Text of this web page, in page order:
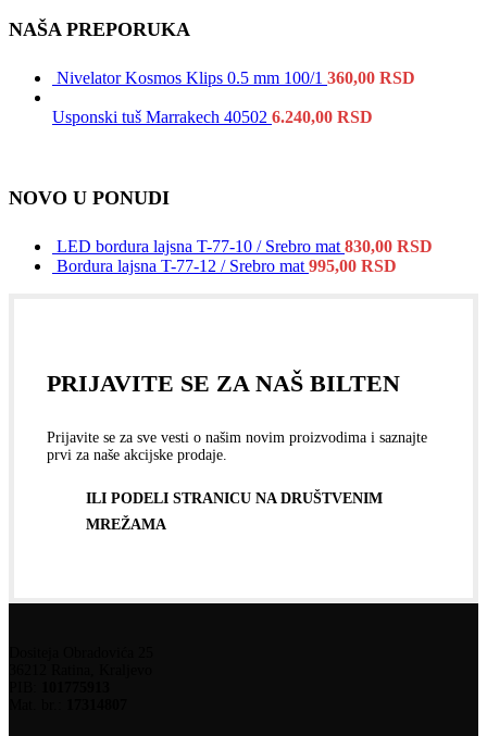
NAŠA PREPORUKA
Nivelator Kosmos Klips 0.5 mm 100/1 360,00 RSD
Usponski tuš Marrakech 40502 6.240,00 RSD
NOVO U PONUDI
LED bordura lajsna T-77-10 / Srebro mat 830,00 RSD
Bordura lajsna T-77-12 / Srebro mat 995,00 RSD
PRIJAVITE SE ZA NAŠ BILTEN
Prijavite se za sve vesti o našim novim proizvodima i saznajte
prvi za naše akcijske prodaje.
ILI PODELI STRANICU NA DRUŠTVENIM
MREŽAMA